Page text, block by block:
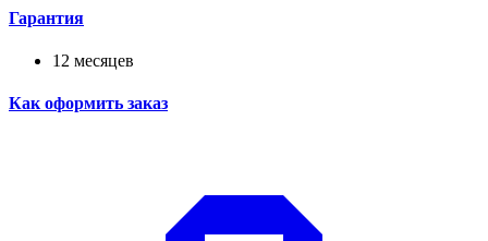
Гарантия
12 месяцев
Как оформить заказ